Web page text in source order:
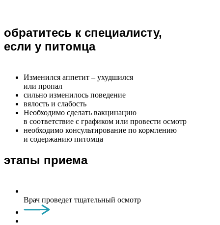
обратитесь к специалисту,
если у питомца
Изменился аппетит – ухудшился
или пропал
сильно изменилось поведение
вялость и слабость
Необходимо сделать вакцинацию
в соответствие с графиком или провести осмотр
необходимо консультирование по кормлению
и содержанию питомца
этапы приема
Врач проведет тщательный осмотр